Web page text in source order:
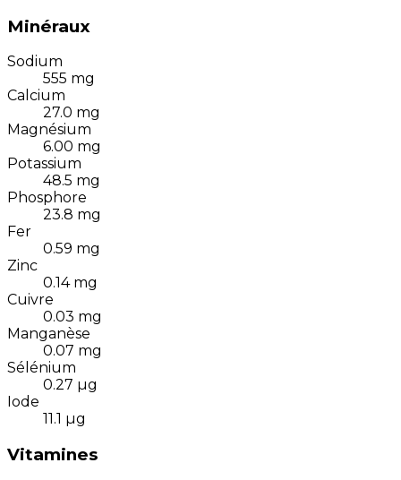
Minéraux
Sodium
555 mg
Calcium
27.0 mg
Magnésium
6.00 mg
Potassium
48.5 mg
Phosphore
23.8 mg
Fer
0.59 mg
Zinc
0.14 mg
Cuivre
0.03 mg
Manganèse
0.07 mg
Sélénium
0.27 µg
Iode
11.1 µg
Vitamines